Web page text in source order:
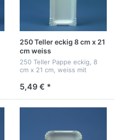
250 Teller eckig 8 cm x 21
cm weiss
250 Teller Pappe eckig, 8
cm x 21 cm, weiss mit
5,49 € *